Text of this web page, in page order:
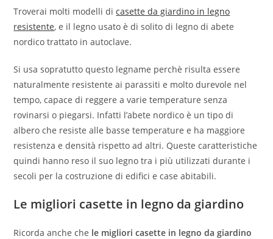
Troverai molti modelli dicasette da giardino in legno
resistente, e il legno usato è di solito di legno di abete
nordico trattato in autoclave.
Si usa sopratutto questo legname perchè risulta essere
naturalmente resistente ai parassiti e molto durevole nel
tempo, capace di reggere a varie temperature senza
rovinarsi o piegarsi. Infatti l’abete nordico è un tipo di
albero che resiste alle basse temperature e ha maggiore
resistenza e densità rispetto ad altri. Queste caratteristiche
quindi hanno reso il suo legno tra i più utilizzati durante i
secoli per la costruzione di edifici e case abitabili.
Le migliori casette in legno da giardino
Ricorda anche che le migliori casette in legno da giardino